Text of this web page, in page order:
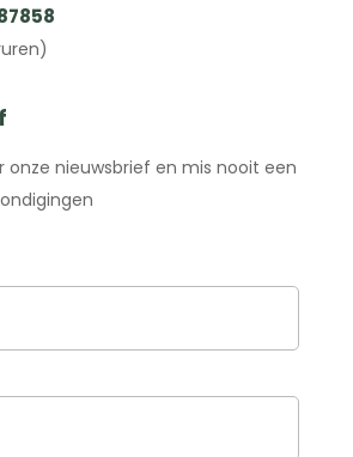
onze nieuwsbrief en mis nooit een